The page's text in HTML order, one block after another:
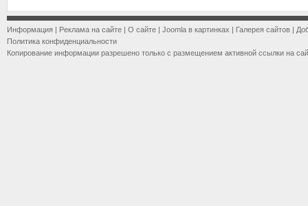
Информация | Реклама на сайте | О сайте | Joomla в картинках | Галерея сайтов |
Политика конфиденциальности
Копирование информации разрешено только с размещением активной ссылки на